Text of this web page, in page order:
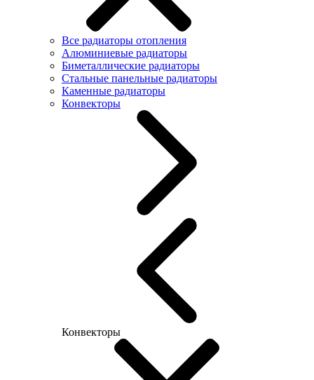
Все радиаторы отопления
Алюминиевые радиаторы
Биметаллические радиаторы
Стальные панельные радиаторы
Каменные радиаторы
Конвекторы
Конвекторы